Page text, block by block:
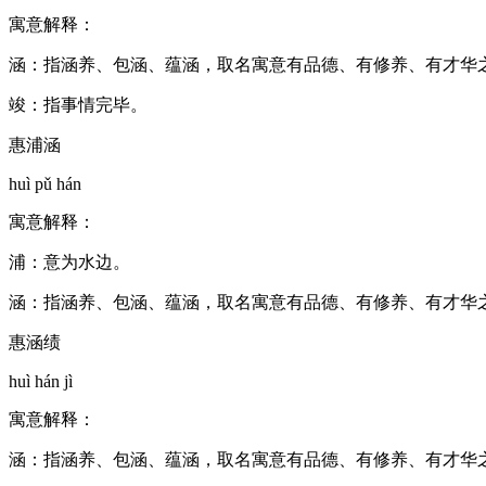
寓意解释：
涵：指涵养、包涵、蕴涵，取名寓意有品德、有修养、有才华
竣：指事情完毕。
惠浦涵
huì pǔ hán
寓意解释：
浦：意为水边。
涵：指涵养、包涵、蕴涵，取名寓意有品德、有修养、有才华
惠涵绩
huì hán jì
寓意解释：
涵：指涵养、包涵、蕴涵，取名寓意有品德、有修养、有才华